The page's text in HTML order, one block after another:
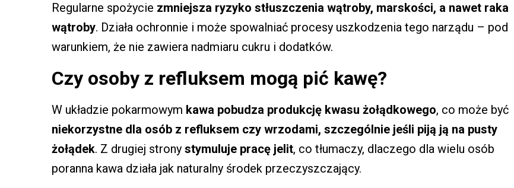
Regularne spożycie zmniejsza ryzyko stłuszczenia wątroby, marskości, a nawet raka
wątroby. Działa ochronnie i może spowalniać procesy uszkodzenia tego narządu – pod
warunkiem, że nie zawiera nadmiaru cukru i dodatków.
Czy osoby z refluksem mogą pić kawę?
W układzie pokarmowym kawa pobudza produkcję kwasu żołądkowego, co może być
niekorzystne dla osób z refluksem czy wrzodami, szczególnie jeśli piją ją na pusty
żołądek. Z drugiej strony stymuluje pracę jelit, co tłumaczy, dlaczego dla wielu osób
poranna kawa działa jak naturalny środek przeczyszczający.